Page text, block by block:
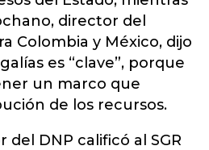
director del
Colombia y México, dijo
es “clave”, porque
un marco que
de los recursos.
del DNP calificó al SGR